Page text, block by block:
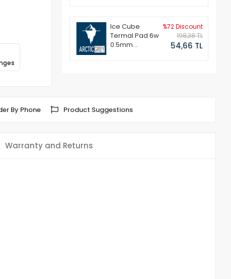
Ice Cube
Termal Pad 6w
0.5mm
%72 Discount
198,38 TL
54,66 TL
By Phone Product Suggestions
Warranty and Returns